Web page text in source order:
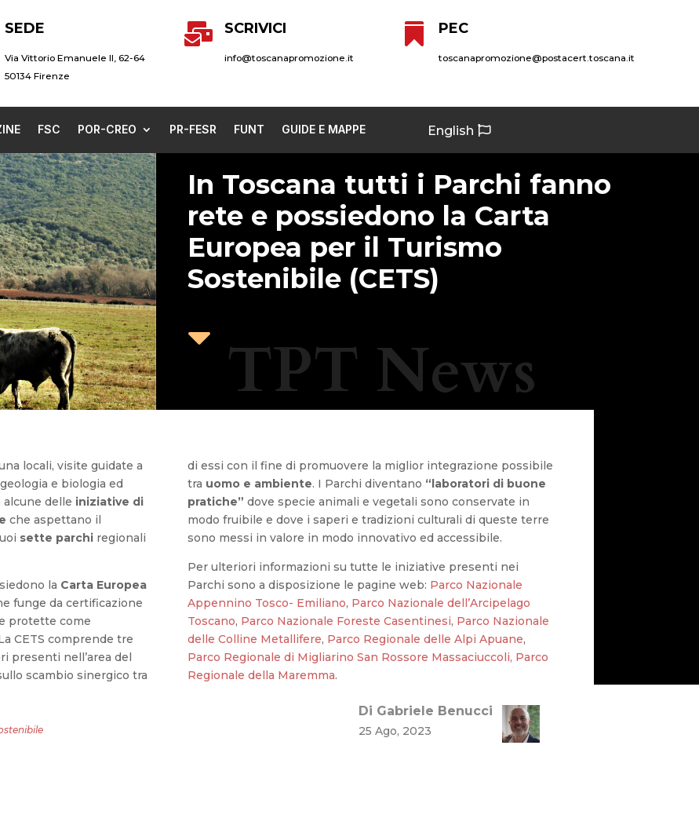
SEDE
Via Vittorio Emanuele II, 62-64
50134 Firenze
 SCRIVICI
info@toscanapromozione.it
 PEC
toscanapromozione@postacert.toscana.it
FSC POR-CREO PR-FESR FUNT GUIDE E MAPPE English
TPT News
In Toscana tutti i Parchi fanno
rete e possiedono la Carta
Europea per il Turismo
Sostenibile (CETS)

locali, visite guidate a
e biologia ed
delle iniziative di
che aspettano il
sette parchi regionali
la Carta Europea
funge da certificazione
protette come
CETS comprende tre
presenti nell’area del
scambio sinergico tra
di essi con il fine di promuovere la miglior integrazione possibile
tra uomo e ambiente. I Parchi diventano “laboratori di buone
pratiche” dove specie animali e vegetali sono conservate in
modo fruibile e dove i saperi e tradizioni culturali di queste terre
sono messi in valore in modo innovativo ed accessibile.
Per ulteriori informazioni su tutte le iniziative presenti nei
Parchi sono a disposizione le pagine web: Parco Nazionale
Appennino Tosco- Emiliano, Parco Nazionale dell’Arcipelago
Toscano, Parco Nazionale Foreste Casentinesi, Parco Nazionale
delle Colline Metallifere, Parco Regionale delle Alpi Apuane,
Parco Regionale di Migliarino San Rossore Massaciuccoli, Parco
Regionale della Maremma.
Di Gabriele Benucci
25 Ago, 2023